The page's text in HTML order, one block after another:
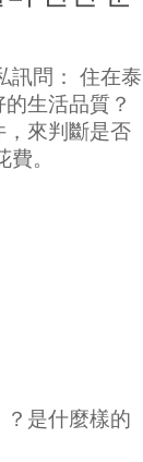
訊問： 住在泰
生活品質？
來判斷是否
費。
是什麼樣的